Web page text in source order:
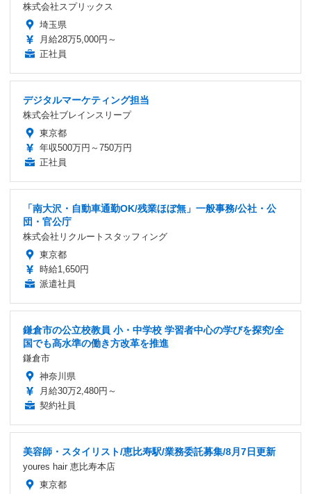
株式会社スプリックス
埼玉県
月給28万5,000円～
正社員
デジタルマーケティング担当
株式会社ブレインスリープ
東京都
年収500万円～750万円
正社員
「南大沢・自動車通勤OK/残業ほぼ無」一般事務/公社・公
団・官公庁
株式会社リクルートスタッフィング
東京都
時給1,650円
派遣社員
鎌倉市の公立校教員 小・中学校 学習者中心の学びを探究/全
国でも高水準の働き方改革を推進
鎌倉市
神奈川県
月給30万2,480円～
契約社員
美容師・スタイリスト/恵比寿駅/業務委託募集/8月7日更新
youres hair 恵比寿本店
東京都